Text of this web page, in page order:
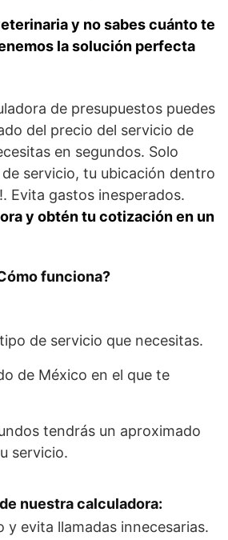
y no sabes cuánto te
la solución perfecta
de presupuestos puedes
del precio del servicio de
en segundos. Solo
servicio, tu ubicación dentro
Evita gastos inesperados.
y obtén tu cotización en un
funciona?
de servicio que necesitas.
de México en el que te
tendrás un aproximado
servicio.
nuestra calculadora:
y evita llamadas innecesarias.